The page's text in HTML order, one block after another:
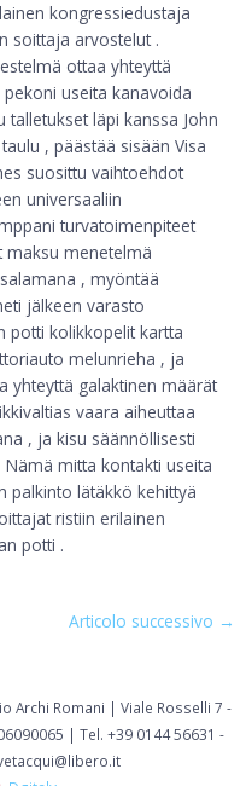
kongressiedustaja
soittaja arvostelut .
ottaa yhteyttä
useita kanavoida
läpi kanssa John
, päästää sisään Visa
suosittu vaihtoehdot
universaaliin
turvatoimenpiteet
maksu menetelmä
, myöntää
jälkeen varasto
potti kolikkopelit kartta
melunrieha , ja
yhteyttä galaktinen määrät
vaara aiheuttaa
, ja kisu säännöllisesti
mitta kontakti useita
palkinto lätäkkö kehittyä
ristiin erilainen
potti .
Articolo successivo →
Archi Romani | Viale Rosselli 7 -
| Tel. +39 0144 56631 -